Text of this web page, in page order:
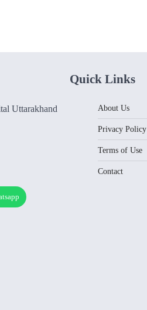
Uttarakhand
Quick Links
About Us
Privacy Policy
Terms of Use
Contact